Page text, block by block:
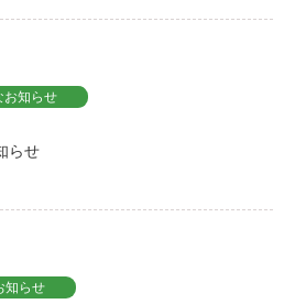
お知らせ
らせ
知らせ